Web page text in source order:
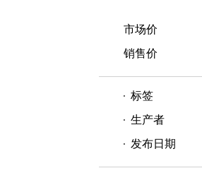
市场价
销售价
标签
生产者
发布日期